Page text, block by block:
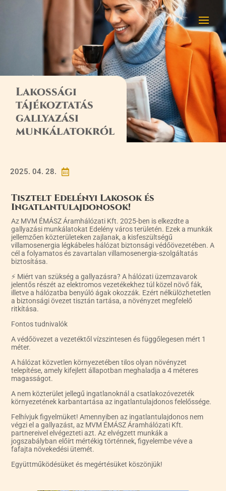
Lakossági
tájékoztatás
gallyazási
munkálatokról

2025. 04. 28.
Tisztelt Edelényi Lakosok és
Ingatlantulajdonosok!
Az MVM ÉMÁSZ Áramhálózati Kft. 2025-ben is elkezdte a
gallyazási munkálatokat Edelény város területén. Ezek a munkák
jellemzően közterületeken zajlanak, a kisfeszültségű
villamosenergia légkábeles hálózat biztonsági védőövezetében. A
cél a folyamatos és zavartalan villamosenergia-szolgáltatás
biztosítása.
⚡ Miért van szükség a gallyazásra? A hálózati üzemzavarok
jelentős részét az elektromos vezetékekhez túl közel növő fák,
illetve a hálózatba benyúló ágak okozzák. Ezért nélkülözhetetlen
a biztonsági övezet tisztán tartása, a növényzet megfelelő
ritkítása.
Fontos tudnivalók
A védőövezet a vezetéktől vízszintesen és függőlegesen mért 1
méter.
A hálózat közvetlen környezetében tilos olyan növényzet
telepítése, amely kifejlett állapotban meghaladja a 4 méteres
magasságot.
A nem közterület jellegű ingatlanoknál a csatlakozóvezeték
környezetének karbantartása az ingatlantulajdonos felelőssége.
Felhívjuk figyelmüket! Amennyiben az ingatlantulajdonos nem
végzi el a gallyazást, az MVM ÉMÁSZ Áramhálózati Kft.
partnereivel elvégezteti azt. Az elvégzett munkák a
jogszabályban előírt mértékig történnek, figyelembe véve a
fafajta növekedési ütemét.
Együttműködésüket és megértésüket köszönjük!